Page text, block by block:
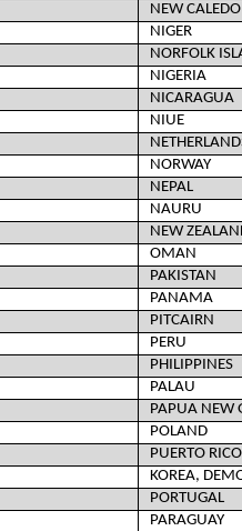
NEW
NIGER
NORFOLK
NIGERIA
NICARAGUA
NIUE
NORWAY
NEPAL
NAURU
NEW
OMAN
PAKISTAN
PANAMA
PITCAIRN
PERU
PHILIPPINES
PALAU
PAPUA NEW
POLAND
PUERTO RICO
KOREA,
PORTUGAL
PARAGUAY